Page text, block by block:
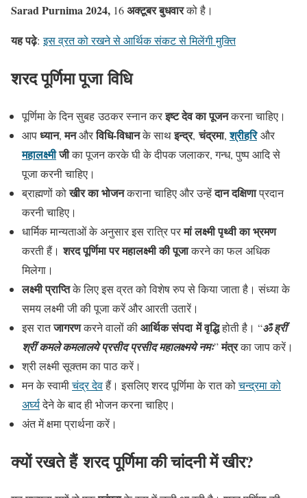
Sarad Purnima 2024, 16अक्‍टूबर बुधवारको है।
यह पढ़े:इस व्रत को रखने से आर्थिक संकट से मिलेंगी मुक्ति
शरद पूर्णिमा पूजा विधि
पूर्णिमा के दिन सुबह उठकर स्नान करइष्ट देव का पूजनकरना चाहिए।
आपध्यान,मनऔरविधि-विधानके साथइन्द्र,चंद्रमा,श्रीहरिऔर
महालक्ष्मीजीका पूजन करके घी के दीपक जलाकर, गन्ध, पुष्प आदि से
पूजा करनी चाहिए।
ब्राह्मणों कोखीर का भोजनकराना चाहिए और उन्हेंदान दक्षिणाप्रदान
करनी चाहिए।
धार्मिक मान्यताओं के अनुसार इस रात्रि परमां लक्ष्मी पृथ्वी का भ्रमण
करती हैं।शरद पूर्णिमा पर महालक्ष्मी की पूजाकरने का फल अधिक
मिलेगा।
लक्ष्मी प्राप्तिके लिए इस व्रत को विशेष रुप से किया जाता है। संध्‍या के
समय लक्ष्‍मी जी की पूजा करें और आरती उतारें।
इस रातजागरणकरने वालों कीआर्थिक संपदा में वृद्धिहोती है। “ॐ ह्रीं
श्रीं कमले कमलालये प्रसीद प्रसीद महालक्ष्मये नमः”मंत्रका जाप करें।
श्री लक्ष्मी सूक्तम का पाठ करें।
मन के स्वामीचंद्र देवहैं। इसलिए शरद पूर्णिमा के रात कोचन्द्रमा को
अर्घ्यदेने के बाद ही भोजन करना चाहिए।
अंत में क्षमा प्रार्थना करें।
क्‍यों रखते हैंशरद पूर्णिमा की चांदनी मेंखीर?